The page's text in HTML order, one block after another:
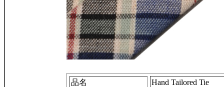
品名
Hand Tailored Tie